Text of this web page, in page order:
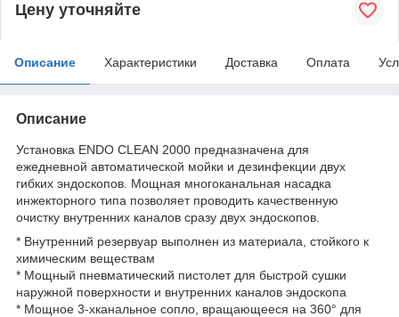
Цену уточняйте
Описание Характеристики Доставка Оплата
Описание
Установка ENDO CLEAN 2000 предназначена для
ежедневной автоматической мойки и дезинфекции двух
гибких эндоскопов. Мощная многоканальная насадка
инжекторного типа позволяет проводить качественную
очистку внутренних каналов сразу двух эндоскопов.
* Внутренний резервуар выполнен из материала, стойкого к
химическим веществам
* Мощный пневматический пистолет для быстрой сушки
наружной поверхности и внутренних каналов эндоскопа
* Мощное 3-хканальное сопло, вращающееся на 360° для